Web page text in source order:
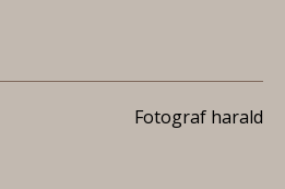
Fotograf harald